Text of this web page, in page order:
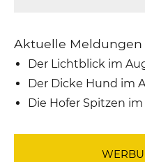
Aktuelle Meldungen
Der Lichtblick im
Der Dicke Hund im
Die Hofer Spitzen im